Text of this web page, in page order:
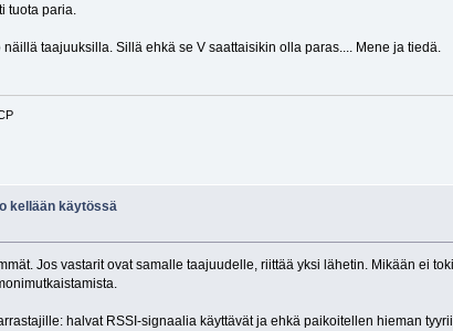
tuota paria.
taajuuksilla. Sillä ehkä se V saattaisikin olla paras.... Mene ja tiedä.
kellään käytössä
Jos vastarit ovat samalle taajuudelle, riittää yksi lähetin. Mikään ei
halvat RSSI-signaalia käyttävät ja ehkä paikoitellen hieman